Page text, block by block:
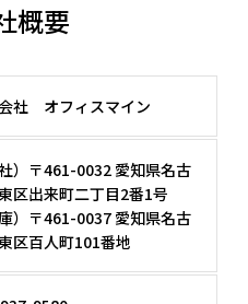
概要
社 オフィスマイン
社）〒461-0032 愛知県名古
区出来町二丁目2番1号
庫）〒461-0037 愛知県名古
区百人町101番地